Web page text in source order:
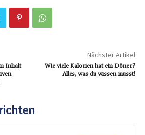
Inhalt
Nächster Artikel
Wie viele Kalorien hat ein Döner?
Alles, was du wissen musst!